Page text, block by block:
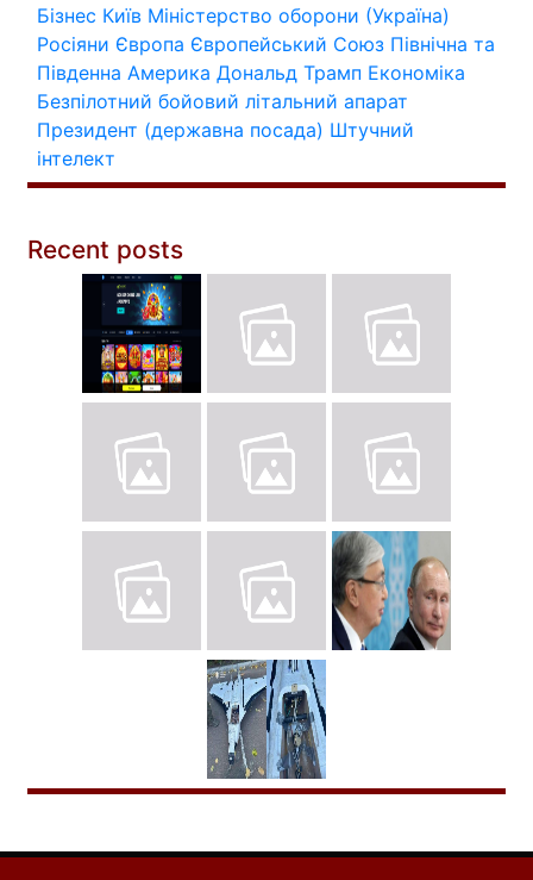
Бізнес Київ Міністерство оборони (Україна)
Росіяни Європа Європейський Союз Північна та
Південна Америка Дональд Трамп Економіка
Безпілотний бойовий літальний апарат
Президент (державна посада) Штучний
інтелект
Recent posts